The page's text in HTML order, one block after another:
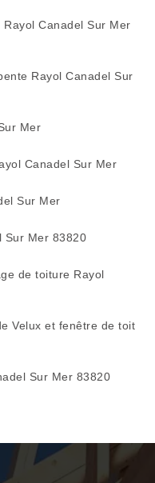
Canadel Sur Mer
Rayol Canadel Sur
Mer
Canadel Sur Mer
Sur Mer
Sur Mer 83820
de toiture Rayol
Velux et fenêtre de toit
Sur Mer 83820